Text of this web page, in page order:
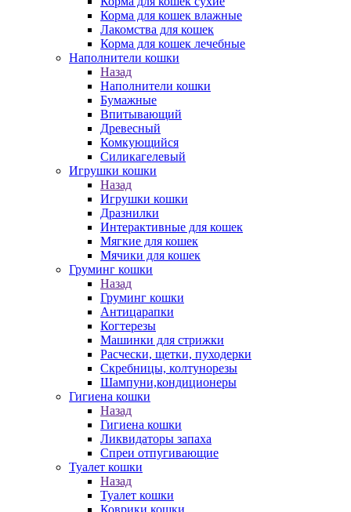
Корма для кошек влажные
Лакомства для кошек
Корма для кошек лечебные
Наполнители кошки
Назад
Наполнители кошки
Бумажные
Впитывающий
Древесный
Комкующийся
Силикагелевый
Игрушки кошки
Назад
Игрушки кошки
Дразнилки
Интерактивные для кошек
Мягкие для кошек
Мячики для кошек
Груминг кошки
Назад
Груминг кошки
Антицарапки
Когтерезы
Машинки для стрижки
Расчески, щетки, пуходерки
Скребницы, колтунорезы
Шампуни,кондиционеры
Гигиена кошки
Назад
Гигиена кошки
Ликвидаторы запаха
Спреи отпугивающие
Туалет кошки
Назад
Туалет кошки
Коврики кошки